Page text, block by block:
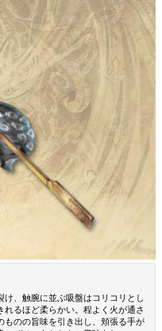
、触腕に並ぶ吸盤はコリコリとし
るほど柔らかい。程よく火が通さ
ものの旨味を引き出し、頬張る手が